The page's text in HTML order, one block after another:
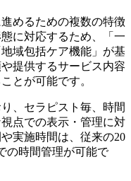
めるための複数の特徴
に対応するため、「一
域包括ケア機能」が基
提供するサービス内容
とが可能です。
、セラピスト毎、時間
点での表示・管理に対
実施時間は、従来の20
の時間管理が可能で